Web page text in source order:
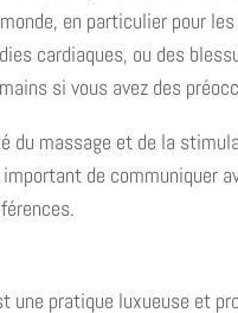
en particulier pour
cardiaques, ou des
si vous avez des
du massage et de la
de communiquer
une pratique luxueuse et